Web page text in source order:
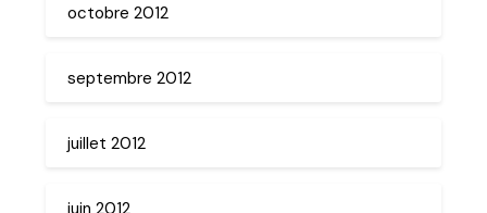
octobre 2012
septembre 2012
juillet 2012
juin 2012